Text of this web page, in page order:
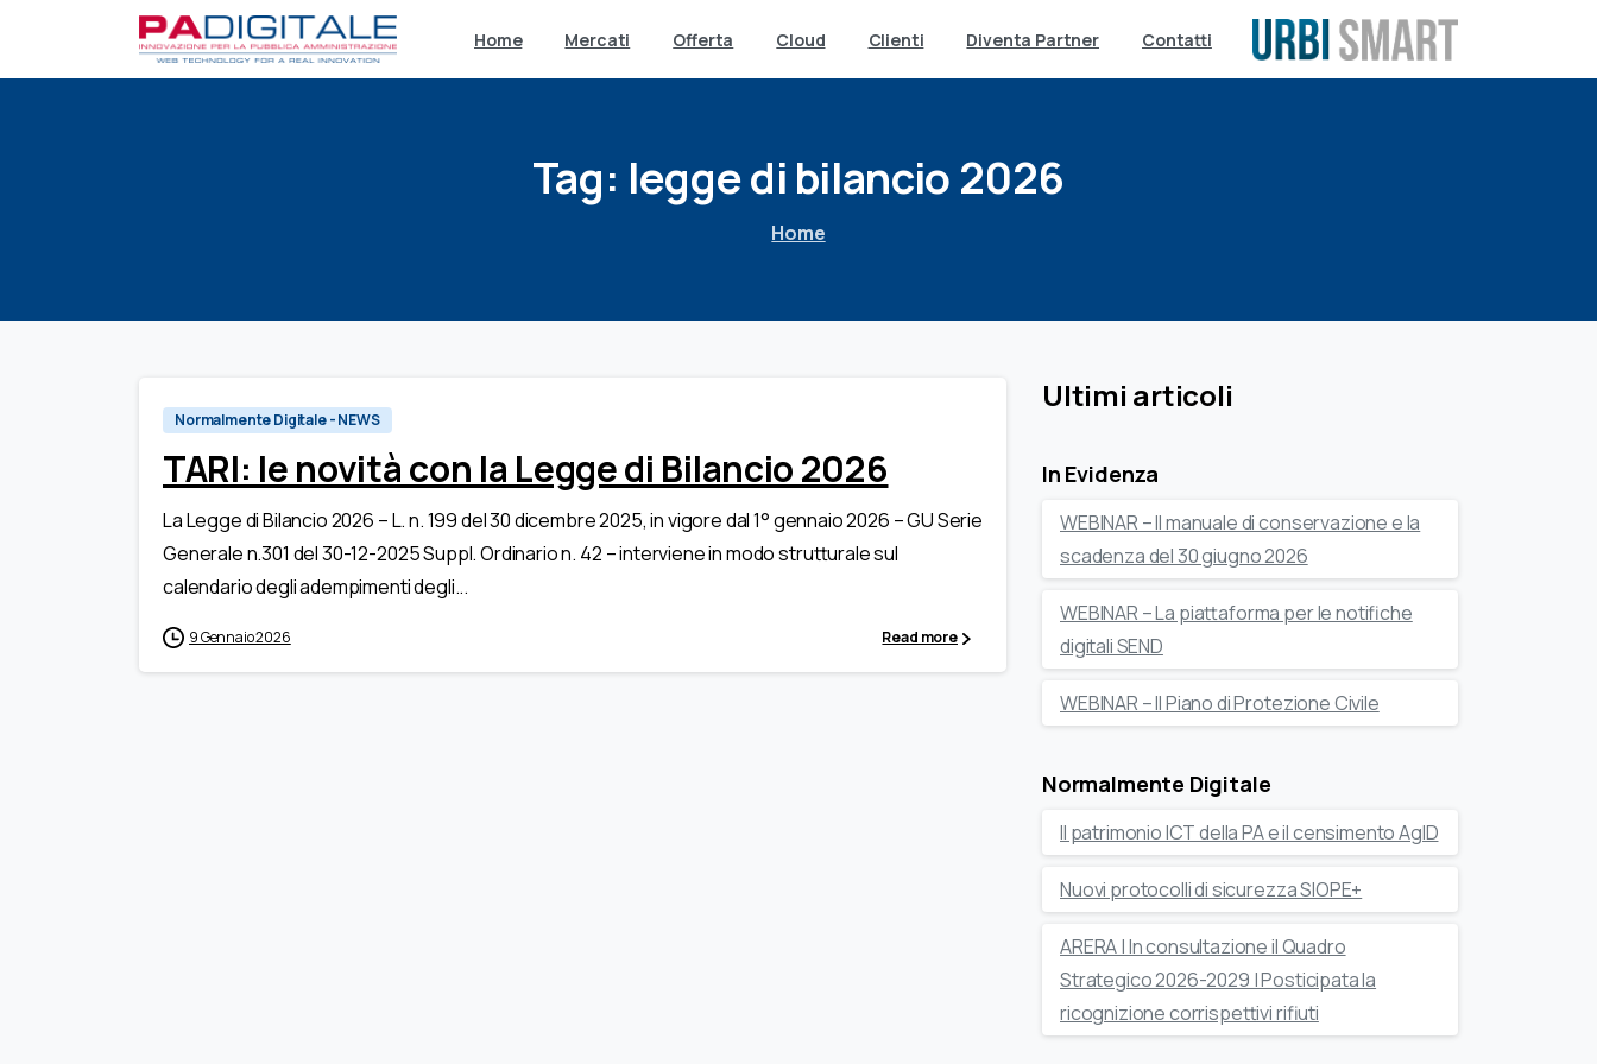
Home Mercati Offerta Cloud Clienti Diventa Partner Contatti
Tag: leggedi bilancio 2026
Home
Normalmente Digitale - NEWS
TARI: le novità con la Legge di Bilancio 2026
La Legge di Bilancio 2026 – L. n. 199 del 30 dicembre 2025, in vigore dal 1° gennaio 2026 – GU Serie
Generale n.301 del 30-12-2025 Suppl. Ordinario n. 42 – interviene in modo strutturale sul
calendario degli adempimenti degli...
9 Gennaio 2026 Read more
Ultimi articoli
In Evidenza
WEBINAR – Il manuale di conservazione e la
scadenza del 30 giugno 2026
WEBINAR – La piattaforma per le notifiche
digitali SEND
WEBINAR – Il Piano di Protezione Civile
Normalmente Digitale
Il patrimonio ICT della PA e il censimento AgID
Nuovi protocolli di sicurezza SIOPE+
ARERA | In consultazione il Quadro
Strategico 2026-2029 | Posticipata la
ricognizione corrispettivi rifiuti